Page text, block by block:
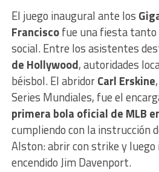
El juego inaugural ante los
Franciscofue una fiesta tanto
social. Entre los asistentes
de Hollywood, autoridades
béisbol. El abridorCarl Erskine
Series Mundiales, fue el
primera bola oficial de MLB
cumpliendo con la instrucción
Alston: abrir con strike y
encendido Jim Davenport.